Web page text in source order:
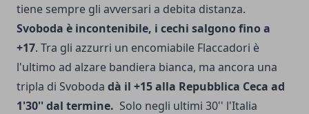
tiene sempre gli avversari a debita distanza.
Svoboda è incontenibile, i cechi salgono fino a
+17. Tra gli azzurri un encomiabile Flaccadori è
l'ultimo ad alzare bandiera bianca, ma ancora una
tripla di Svoboda dà il +15 alla Repubblica Ceca ad
1'30'' dal termine. Solo negli ultimi 30'' l'Italia